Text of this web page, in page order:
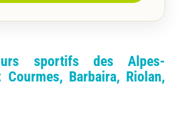
sportifs des Alpes-
Barbaira, Riolan,